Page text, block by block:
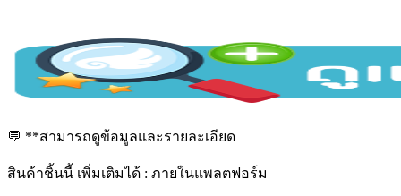
💬 **สามารถดูข้อมูลและรายละเอียด
สินค้าชิ้นนี้ เพิ่มเติมได้ : ภายในแพลตฟอร์ม